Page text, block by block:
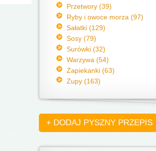
Przetwory (39)
Ryby i owoce morza (97)
Sałatki (129)
Sosy (79)
Surówki (32)
Warzywa (54)
Zapiekanki (63)
Zupy (163)
+ DODAJ PYSZNY PRZEPIS